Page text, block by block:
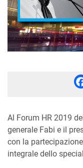
Al Forum HR 2019
generale Fabi e il
con la
integrale dello